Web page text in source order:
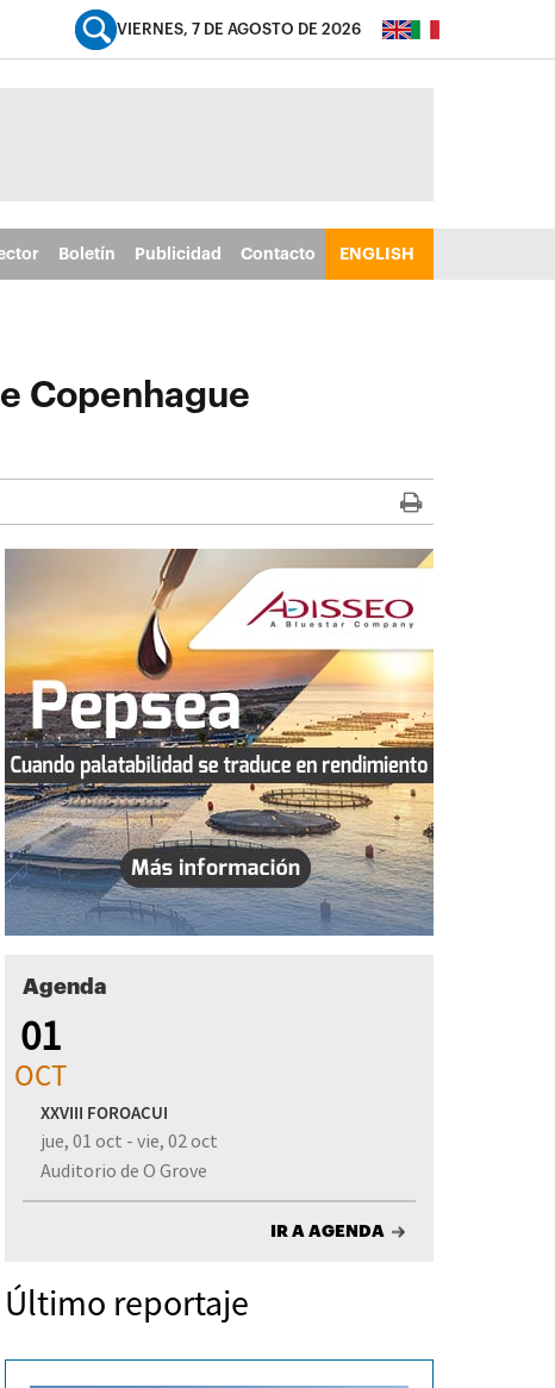
VIERNES, 7 DE AGOSTO DE 2026
Boletín Publicidad Contacto ENGLISH
Copenhague
Agenda
01
OCT
XXVIII FOROACUI
jue, 01 oct - vie, 02 oct
Auditorio de O Grove
IR A AGENDA
Último reportaje